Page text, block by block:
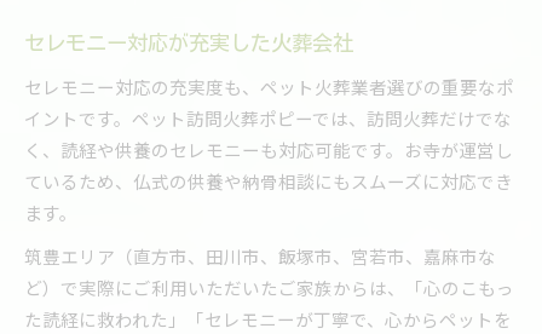
セレモニー対応が充実した火葬会社
セレモニー対応の充実度も、ペット火葬業者選びの重要なポ
イントです。ペット訪問火葬ポピーでは、訪問火葬だけでな
く、読経や供養のセレモニーも対応可能です。お寺が運営し
ているため、仏式の供養や納骨相談にもスムーズに対応でき
ます。
筑豊エリア（直方市、田川市、飯塚市、宮若市、嘉麻市な
ど）で実際にご利用いただいたご家族からは、「心のこもっ
た読経に救われた」「セレモニーが丁寧で、心からペットを